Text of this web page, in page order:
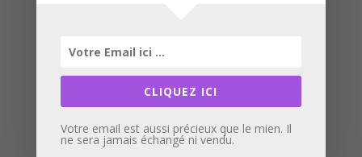
Partager :
CLIQUEZ ICI
Votre email est aussi précieux que le mien. Il
ne sera jamais échangé ni vendu.